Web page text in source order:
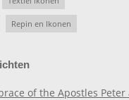
Repin en Ikonen
of the Apostles Peter